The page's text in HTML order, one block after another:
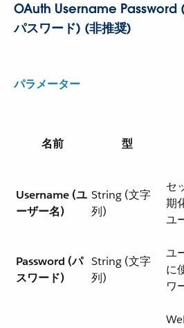
OAuth Username Password
パスワード) (非推奨)
パラメーター
名前 型
Username (ユ
ーザー名)
String (文字
列)
セ
期
ユ
Password (パ
スワード)
String (文字
列)
ユ
に
ワ